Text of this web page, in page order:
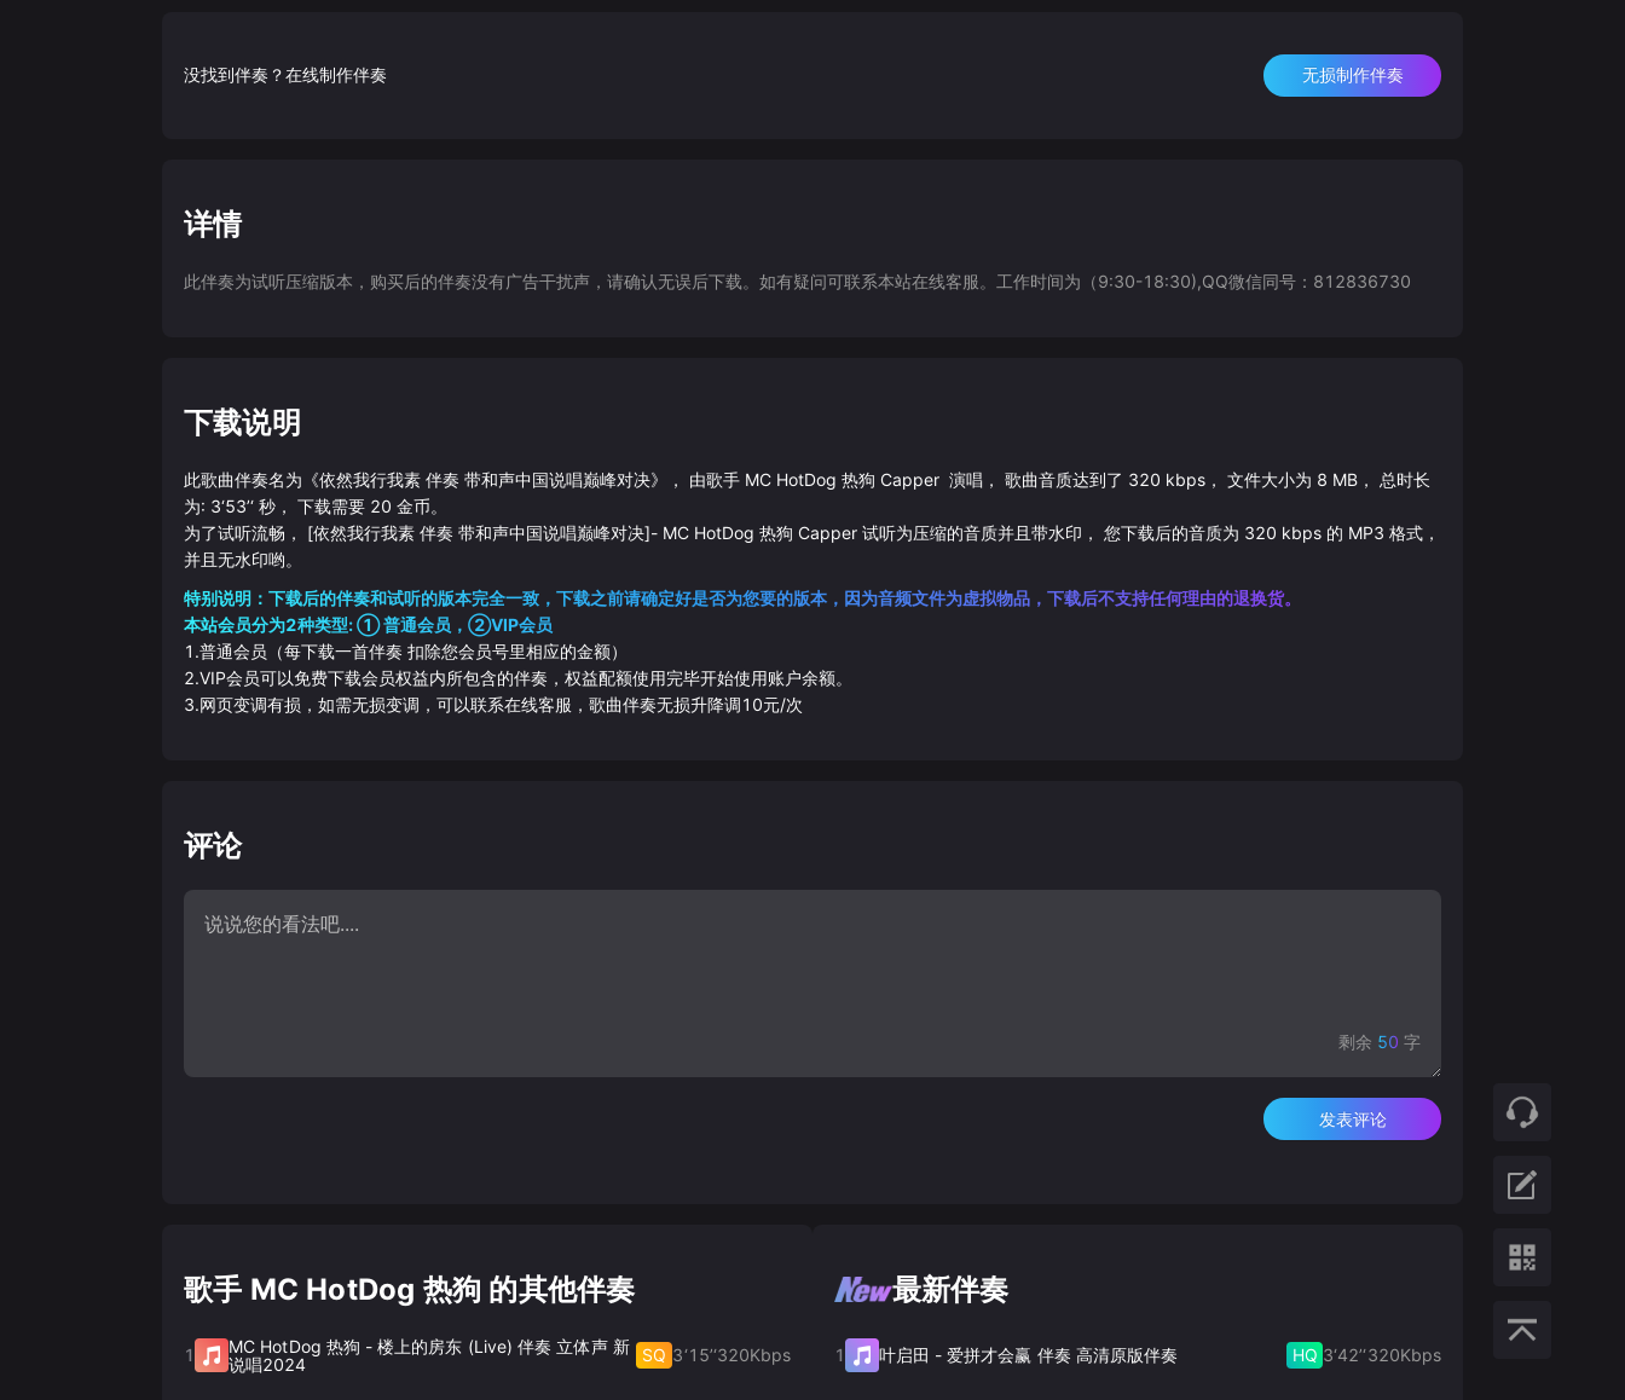
没找到伴奏？在线制作伴奏 无损制作伴奏
详情
此伴奏为试听压缩版本，购买后的伴奏没有广告干扰声，请确认无误后下载。如有疑问可联系本站在线客服。工作时间为（9:30-18:30),QQ微信同号：812836730
下载说明
此歌曲伴奏名为《依然我行我素 伴奏 带和声中国说唱巅峰对决》， 由歌手 MC HotDog 热狗 Capper 演唱， 歌曲音质达到了 320 kbps， 文件大小为 8 MB， 总时长
为: 3‘53’‘秒， 下载需要 20 金币。
为了试听流畅， [依然我行我素 伴奏 带和声中国说唱巅峰对决]- MC HotDog 热狗 Capper 试听为压缩的音质并且带水印， 您下载后的音质为 320 kbps 的 MP3 格式，
并且无水印哟。
特别说明：下载后的伴奏和试听的版本完全一致，下载之前请确定好是否为您要的版本，因为音频文件为虚拟物品，下载后不支持任何理由的退换货。
本站会员分为2种类型: ① 普通会员，②VIP会员
1.普通会员（每下载一首伴奏 扣除您会员号里相应的金额）
2.VIP会员可以免费下载会员权益内所包含的伴奏，权益配额使用完毕开始使用账户余额。
3.网页变调有损，如需无损变调，可以联系在线客服，歌曲伴奏无损升降调10元/次
评论
剩余 50 字
发表评论
歌手 MC HotDog 热狗 的其他伴奏
1 MC HotDog 热狗 -楼上的房东 (Live) 伴奏 立体声 新
说唱2024
SQ 3‘15’‘320Kbps
最新伴奏
1 叶启田 -爱拼才会赢 伴奏 高清原版伴奏 HQ 3‘42’‘320Kbps